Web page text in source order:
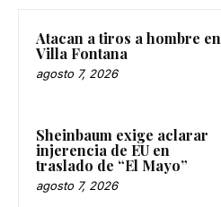
Atacan a tiros a hombre en
Villa Fontana
agosto 7, 2026
Sheinbaum exige aclarar
injerencia de EU en
traslado de “El Mayo”
agosto 7, 2026